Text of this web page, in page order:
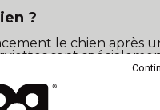
?
le chien après
sont
pelage du chien.
pour chien :